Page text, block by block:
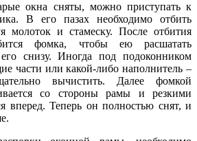
окна сняты, можно приступать к
В его пазах необходимо отбить
молоток и стамеску. После отбития
фомка, чтобы ею расшатать
снизу. Иногда под подоконником
части или какой-либо наполнитель –
вычистить. Далее фомкой
со стороны рамы и резкими
вперед. Теперь он полностью снят, и